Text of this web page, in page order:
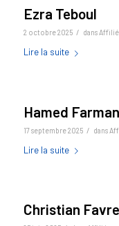
Ezra Teboul
2 octobre 2025 / dans
Lire la suite
Hamed
17 septembre 2025 / dans
Lire la suite
Christian